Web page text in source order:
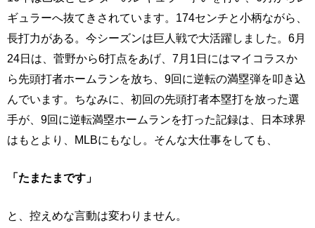
ギュラーへ抜てきされています。174センチと小柄ながら、
長打力がある。今シーズンは巨人戦で大活躍しました。6月
24日は、菅野から6打点をあげ、7月1日にはマイコラスか
ら先頭打者ホームランを放ち、9回に逆転の満塁弾を叩き込
んでいます。ちなみに、初回の先頭打者本塁打を放った選
手が、9回に逆転満塁ホームランを打った記録は、日本球界
はもとより、MLBにもなし。そんな大仕事をしても、
「たまたまです」
と、控えめな言動は変わりません。